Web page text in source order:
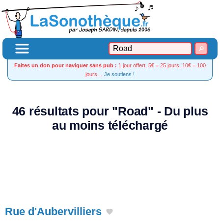
Faites un don pour naviguer sans pub : 1 jour offert, 5€ = 25 jours, 10€ = 100
jours… Je soutiens !
46 résultats pour "Road" - Du plus
au moins téléchargé
Rue d'Aubervilliers